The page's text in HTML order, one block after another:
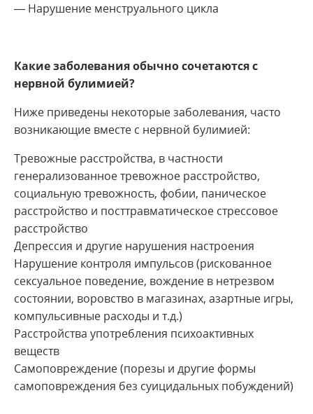
— Нарушение менструального цикла
Какие заболевания обычно сочетаются с
нервной булимией?
Ниже приведены некоторые заболевания, часто
возникающие вместе с нервной булимией:
Тревожные расстройства, в частности
генерализованное тревожное расстройство,
социальную тревожность, фобии, паническое
расстройство и посттравматическое стрессовое
расстройство
Депрессия и другие нарушения настроения
Нарушение контроля импульсов (рискованное
сексуальное поведение, вождение в нетрезвом
состоянии, воровство в магазинах, азартные игры,
компульсивные расходы и т.д.)
Расстройства употребления психоактивных
веществ
Самоповреждение (порезы и другие формы
самоповреждения без суицидальных побуждений)